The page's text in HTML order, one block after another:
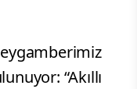
“Akıllı